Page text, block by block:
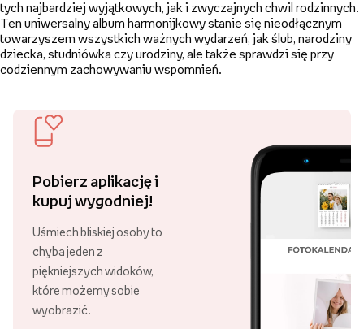
tych najbardziej wyjątkowych, jak i zwyczajnych chwil rodzinnych.
Ten uniwersalny album harmonijkowy stanie się nieodłącznym
towarzyszem wszystkich ważnych wydarzeń, jak ślub, narodziny
dziecka, studniówka czy urodziny, ale także sprawdzi się przy
codziennym zachowywaniu wspomnień.
Pobierz aplikację i
kupuj wygodniej!
Uśmiech bliskiej osoby to
chyba jeden z
piękniejszych widoków,
które możemy sobie
wyobrazić.